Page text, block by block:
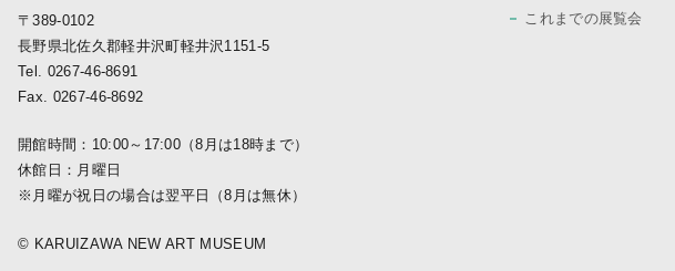
〒389-0102
長野県北佐久郡軽井沢町軽井沢1151-5
Tel. 0267-46-8691
Fax. 0267-46-8692
開館時間：10:00～17:00（8月は18時まで）
休館日：月曜日
※月曜が祝日の場合は翌平日（8月は無休）
© KARUIZAWA NEW ART MUSEUM
これまでの展覧会